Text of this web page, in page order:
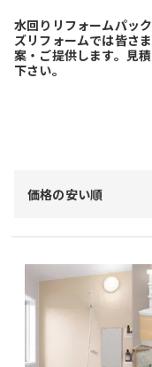
水回りリフォームパッ
ズリフォームでは皆さ
案・ご提供します。見
下さい。
価格の安い順